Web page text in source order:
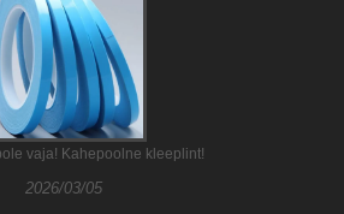
vaja! Kahepoolne kleeplint!
2026/03/05